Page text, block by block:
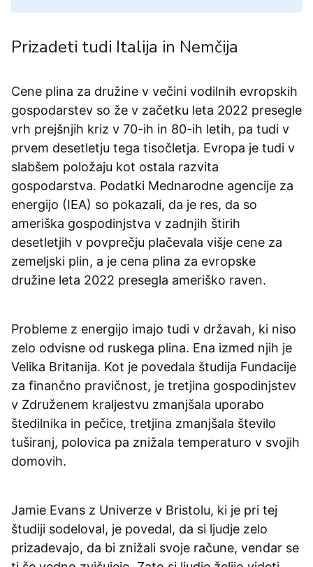
Prizadeti tudi Italija in Nemčija
Cene plina za družine v večini vodilnih evropskih
gospodarstev so že v začetku leta 2022 presegle
vrh prejšnjih kriz v 70-ih in 80-ih letih, pa tudi v
prvem desetletju tega tisočletja. Evropa je tudi v
slabšem položaju kot ostala razvita
gospodarstva. Podatki Mednarodne agencije za
energijo (IEA) so pokazali, da je res, da so
ameriška gospodinjstva v zadnjih štirih
desetletjih v povprečju plačevala višje cene za
zemeljski plin, a je cena plina za evropske
družine leta 2022 presegla ameriško raven.
Probleme z energijo imajo tudi v državah, ki niso
zelo odvisne od ruskega plina. Ena izmed njih je
Velika Britanija. Kot je povedala študija Fundacije
za finančno pravičnost, je tretjina gospodinjstev
v Združenem kraljestvu zmanjšala uporabo
štedilnika in pečice, tretjina zmanjšala število
tuširanj, polovica pa znižala temperaturo v svojih
domovih.
Jamie Evans z Univerze v Bristolu, ki je pri tej
študiji sodeloval, je povedal, da si ljudje zelo
prizadevajo, da bi znižali svoje račune, vendar se